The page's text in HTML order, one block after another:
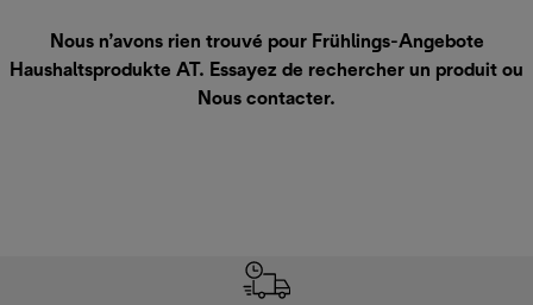
Nous n’avons rien trouvé pour Frühlings-Angebote
Haushaltsprodukte AT. Essayez de rechercher un produit ou
Nous contacter.